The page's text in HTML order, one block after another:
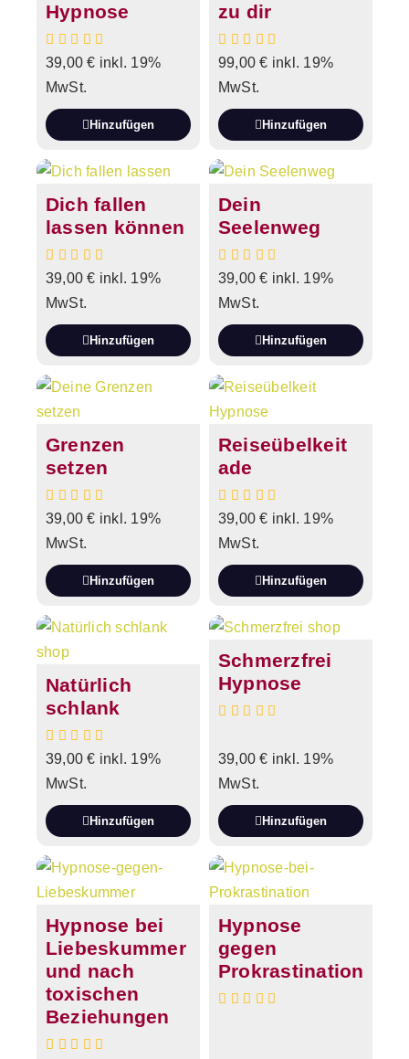
Hypnose
39,00€ inkl. 19%
MwSt.
Hinzufügen
zu dir
99,00€ inkl. 19%
MwSt.
Hinzufügen
Dich fallen
lassen können
39,00€ inkl. 19%
MwSt.
Hinzufügen
Dein
Seelenweg
39,00€ inkl. 19%
MwSt.
Hinzufügen
Grenzen
setzen
39,00€ inkl. 19%
MwSt.
Hinzufügen
Reiseübelkeit
ade
39,00€ inkl. 19%
MwSt.
Hinzufügen
Natürlich
schlank
39,00€ inkl. 19%
MwSt.
Hinzufügen
Schmerzfrei
Hypnose
39,00€ inkl. 19%
MwSt.
Hinzufügen
Hypnose bei
Liebeskummer
und nach
toxischen
Beziehungen
Hypnose
gegen
Prokrastination